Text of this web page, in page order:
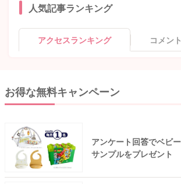
人気記事ランキング
アクセスランキング コメン
お得な無料キャンペーン
アンケート回答でベビ
サンプルをプレゼント